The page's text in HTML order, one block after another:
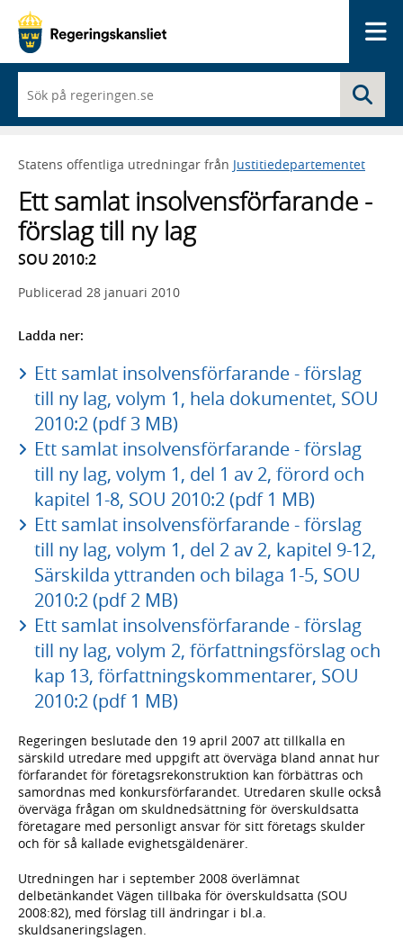
du
börjar
skriva
framträder
lista
med
sökförslag
Statens offentliga utredningar från Justitiedepartementet
Ett samlat insolvensförfarande -
förslag till ny lag
SOU 2010:2
Publicerad 28 januari 2010
Ladda ner:
Ett samlat insolvensförfarande - förslag
till ny lag, volym 1, hela dokumentet, SOU
2010:2 (pdf 3 MB)
Ett samlat insolvensförfarande - förslag
till ny lag, volym 1, del 1 av 2, förord och
kapitel 1-8, SOU 2010:2 (pdf 1 MB)
Ett samlat insolvensförfarande - förslag
till ny lag, volym 1, del 2 av 2, kapitel 9-12,
Särskilda yttranden och bilaga 1-5, SOU
2010:2 (pdf 2 MB)
Ett samlat insolvensförfarande - förslag
till ny lag, volym 2, författningsförslag och
kap 13, författningskommentarer, SOU
2010:2 (pdf 1 MB)
Regeringen beslutade den 19 april 2007 att tillkalla en
särskild utredare med uppgift att överväga bland annat hur
förfarandet för företagsrekonstruktion kan förbättras och
samordnas med konkursförfarandet. Utredaren skulle också
överväga frågan om skuldnedsättning för överskuldsatta
företagare med personligt ansvar för sitt företags skulder
och för så kallade evighetsgäldenärer.
Utredningen har i september 2008 överlämnat
delbetänkandet Vägen tillbaka för överskuldsatta (SOU
2008:82), med förslag till ändringar i bl.a.
skuldsaneringslagen.